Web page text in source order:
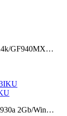
GF940MX…
2Gb/Win…